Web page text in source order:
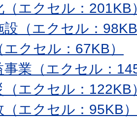
（エクセル：201KB
設（エクセル：
クセル：67KB）
事業（エクセル：
（エクセル：122KB
（エクセル：95KB）